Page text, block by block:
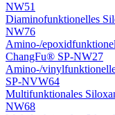
NW51
Diaminofunktionelles
NW76
Amino-/
ChangFu® SP-NW27
Amino-/
SP-NVW64
Multifunktionales
NW68